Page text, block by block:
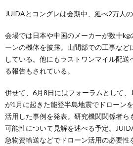
JUIDAとコングレは会期中、延べ2万人の
会場では日本や中国のメーカーが数十kg
ーンの機体を披露。山間部での工事など
している。他にもラストワンマイル配
る報告もされている。
併せて、6月8日にはフォーラムとして
が1月に起きた能登半島地震でドローン
活用した事例を発表。研究機関関係者ら
可能性について見解を述べる予定。
急物資輸送などでドローン活用の必要性